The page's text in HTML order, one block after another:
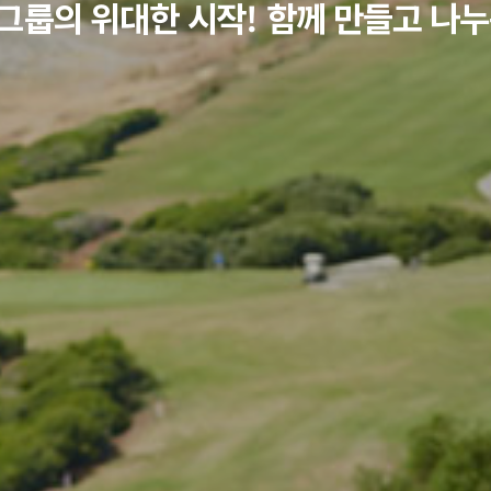
룹의 위대한 시작! 함께 만들고 나